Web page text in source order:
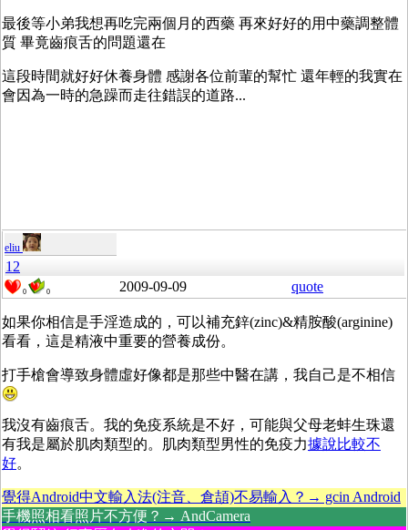
最後等小弟我想再吃完兩個月的西藥 再來好好的用中藥調整體
質 畢竟齒痕舌的問題還在
這段時間就好好休養身體 感謝各位前輩的幫忙 還年輕的我實在
會因為一時的急躁而走往錯誤的道路...
eliu
12
0 0 2009-09-09 quote
如果你相信是手淫造成的，可以補充鋅(zinc)&精胺酸(arginine)
看看，這是精液中重要的營養成份。
打手槍會導致身體虛好像都是那些中醫在講，我自己是不相信
我沒有齒痕舌。我的免疫系統是不好，可能與父母老蚌生珠還
有我是屬於肌肉類型的。肌肉類型男性的免疫力據說比較不
好。
覺得Android中文輸入法(注音、倉頡)不易輸入？→ gcin Android
手機照相看照片不方便？→ AndCamera